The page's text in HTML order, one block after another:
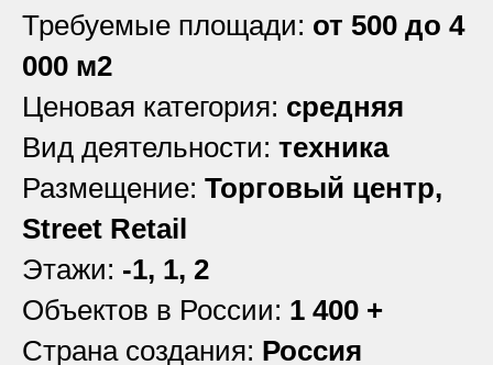
Требуемые площади: от 500 до 4
000 м2
Ценовая категория: средняя
Вид деятельности: техника
Размещение: Торговый центр,
Street Retail
Этажи: -1, 1, 2
Объектов в России: 1 400 +
Страна создания: Россия